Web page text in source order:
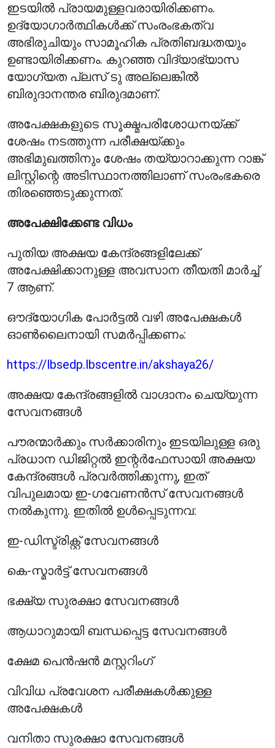
ഇടയിൽ പ്രായമുള്ളവരായിരിക്കണം.
ഉദ്യോഗാർത്ഥികൾക്ക് സംരംഭകത്വ
അഭിരുചിയും സാമൂഹിക പ്രതിബദ്ധതയും
ഉണ്ടായിരിക്കണം. കുറഞ്ഞ വിദ്യാഭ്യാസ
യോഗ്യത പ്ലസ് ടു അല്ലെങ്കിൽ
ബിരുദാനന്തര ബിരുദമാണ്.
അപേക്ഷകളുടെ സൂക്ഷ്മപരിശോധനയ്ക്ക്
ശേഷം നടത്തുന്ന പരീക്ഷയ്ക്കും
അഭിമുഖത്തിനും ശേഷം തയ്യാറാക്കുന്ന റാങ്ക്
ലിസ്റ്റിന്റെ അടിസ്ഥാനത്തിലാണ് സംരംഭകരെ
തിരഞ്ഞെടുക്കുന്നത്.
അപേക്ഷിക്കേണ്ട വിധം
പുതിയ അക്ഷയ കേന്ദ്രങ്ങളിലേക്ക്
അപേക്ഷിക്കാനുള്ള അവസാന തീയതി മാർച്ച്
7 ആണ്.
ഔദ്യോഗിക പോർട്ടൽ വഴി അപേക്ഷകൾ
ഓൺലൈനായി സമർപ്പിക്കണം:
https://lbsedp.lbscentre.in/akshaya26/
അക്ഷയ കേന്ദ്രങ്ങളിൽ വാഗ്ദാനം ചെയ്യുന്ന
സേവനങ്ങൾ
പൗരന്മാർക്കും സർക്കാരിനും ഇടയിലുള്ള ഒരു
പ്രധാന ഡിജിറ്റൽ ഇന്റർഫേസായി അക്ഷയ
കേന്ദ്രങ്ങൾ പ്രവർത്തിക്കുന്നു, ഇത്
വിപുലമായ ഇ-ഗവേണൻസ് സേവനങ്ങൾ
നൽകുന്നു. ഇതിൽ ഉൾപ്പെടുന്നവ:
ഇ-ഡിസ്ട്രിക്റ്റ് സേവനങ്ങൾ
കെ-സ്മാർട്ട് സേവനങ്ങൾ
ഭക്ഷ്യ സുരക്ഷാ സേവനങ്ങൾ
ആധാറുമായി ബന്ധപ്പെട്ട സേവനങ്ങൾ
ക്ഷേമ പെൻഷൻ മസ്റ്ററിംഗ്
വിവിധ പ്രവേശന പരീക്ഷകൾക്കുള്ള
അപേക്ഷകൾ
വനിതാ സുരക്ഷാ സേവനങ്ങൾ